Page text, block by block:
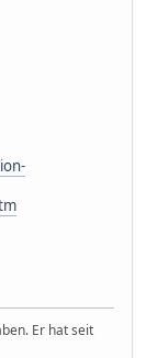
Er hat seit